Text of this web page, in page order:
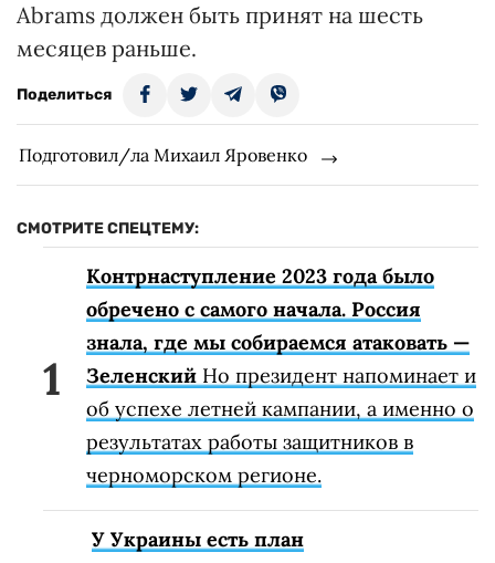
Abrams должен быть принят на шесть
месяцев раньше.
Поделиться
Подготовил/ла Михаил Яровенко
СМОТРИТЕ СПЕЦТЕМУ:
Контрнаступление 2023 года было
обречено с самого начала. Россия
знала, где мы собираемся атаковать —
Зеленский Но президент напоминает и
об успехе летней кампании, а именно о
результатах работы защитников в
черноморском регионе.
У Украины есть план